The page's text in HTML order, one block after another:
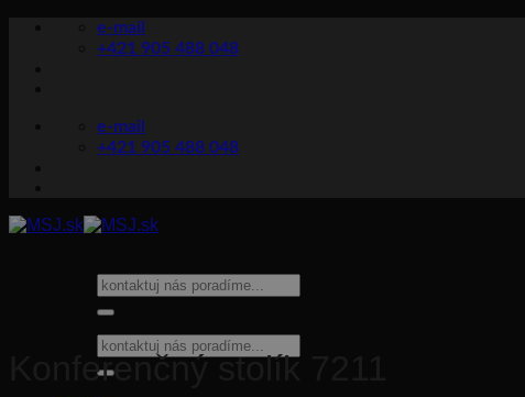
e-mail
+421 905 488 048
e-mail
+421 905 488 048
Hľadať:
Hľadať:
Konferenčný stolík 7211